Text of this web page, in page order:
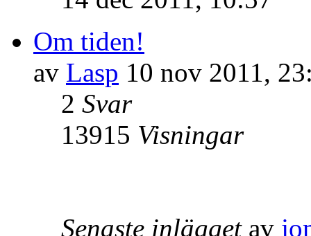
Om tiden!
av Lasp 10 nov 2011,
2 Svar
13915 Visningar
Senaste inlägget av